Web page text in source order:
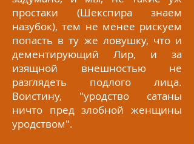
простаки (Шекспира знаем
назубок), тем не менее рискуем
попасть в ту же ловушку, что и
дементирующий Лир, и за
изящной внешностью не
разглядеть подлого лица.
Воистину, "уродство сатаны
ничто пред злобной женщины
уродством".